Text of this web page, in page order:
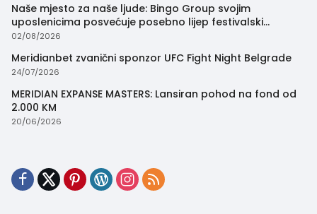
Naše mjesto za naše ljude: Bingo Group svojim
uposlenicima posvećuje posebno lijep festivalski
trenutak
02/08/2026
Meridianbet zvanični sponzor UFC Fight Night Belgrade
24/07/2026
MERIDIAN EXPANSE MASTERS: Lansiran pohod na fond od
2.000 KM
20/06/2026